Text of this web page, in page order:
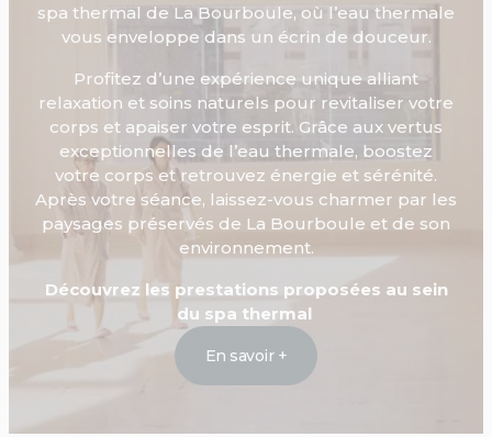
spa thermal de La Bourboule, où l’eau thermale
vous enveloppe dans un écrin de douceur.
Profitez d’une expérience unique alliant
relaxation et soins naturels pour revitaliser votre
corps et apaiser votre esprit. Grâce aux vertus
exceptionnelles de l’eau thermale, boostez
votre corps et retrouvez énergie et sérénité.
Après votre séance, laissez-vous charmer par les
paysages préservés de La Bourboule et de son
environnement.
Découvrez les prestations proposées au sein
du spa thermal
En savoir +